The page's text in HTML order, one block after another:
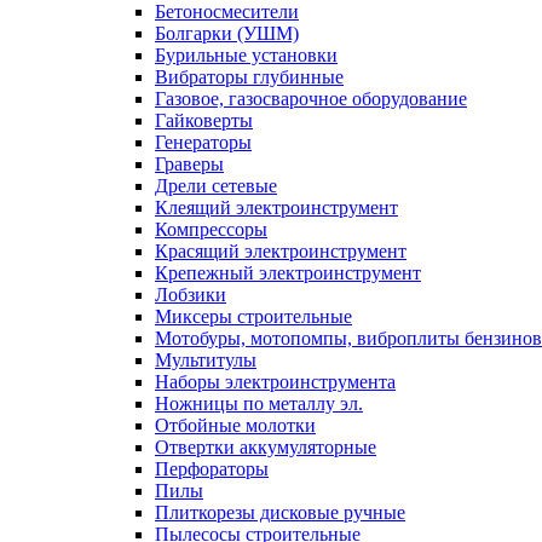
Бетоносмесители
Болгарки (УШМ)
Бурильные установки
Вибраторы глубинные
Газовое, газосварочное оборудование
Гайковерты
Генераторы
Граверы
Дрели сетевые
Клеящий электроинструмент
Компрессоры
Красящий электроинструмент
Крепежный электроинструмент
Лобзики
Миксеры строительные
Мотобуры, мотопомпы, виброплиты
Мультитулы
Наборы электроинструмента
Ножницы по металлу эл.
Отбойные молотки
Отвертки аккумуляторные
Перфораторы
Пилы
Плиткорезы дисковые ручные
Пылесосы строительные